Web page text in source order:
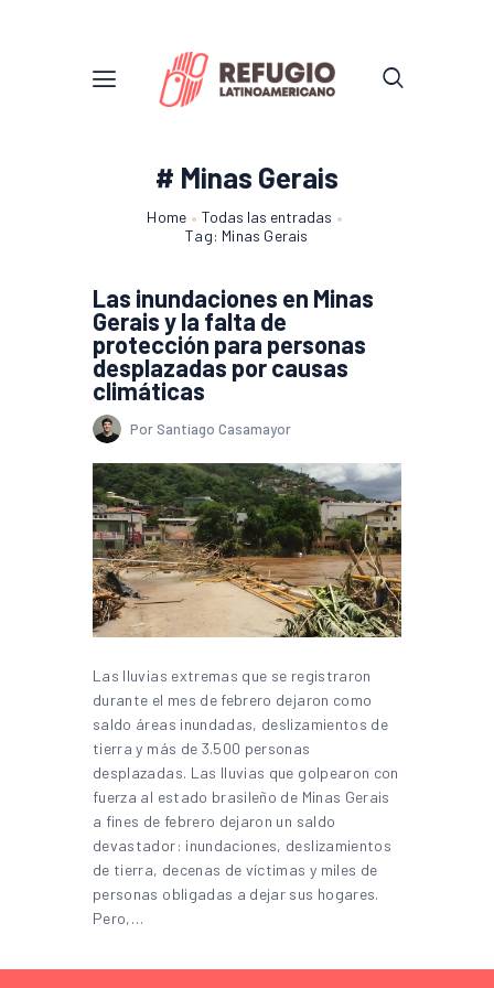
# Minas Gerais
Home
Todas las entradas
Tag: Minas Gerais
Las inundaciones en Minas
Gerais y la falta de
protección para personas
desplazadas por causas
climáticas
Por Santiago Casamayor
Las lluvias extremas que se registraron
durante el mes de febrero dejaron como
saldo áreas inundadas, deslizamientos de
tierra y más de 3.500 personas
desplazadas. Las lluvias que golpearon con
fuerza al estado brasileño de Minas Gerais
a fines de febrero dejaron un saldo
devastador: inundaciones, deslizamientos
de tierra, decenas de víctimas y miles de
personas obligadas a dejar sus hogares.
Pero,…